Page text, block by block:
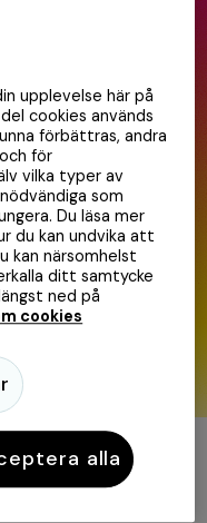
upplevelse här på
cookies används
förbättras, andra
för
vilka typer av
som
Du läsa mer
du kan undvika att
kan närsomhelst
ditt samtycke
ned på
cookies
alla